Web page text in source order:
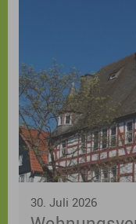
30. Juli 2026